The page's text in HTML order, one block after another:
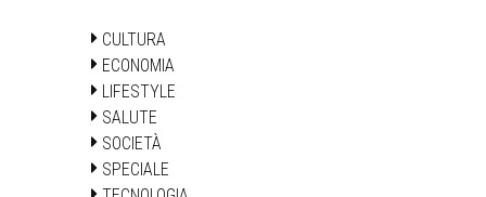
CULTURA
ECONOMIA
LIFESTYLE
SALUTE
SOCIETÀ
SPECIALE